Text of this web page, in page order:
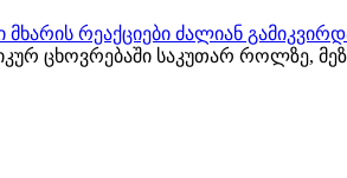
რეაქციები ძალიან
ცხოვრებაში საკუთარ როლზე,